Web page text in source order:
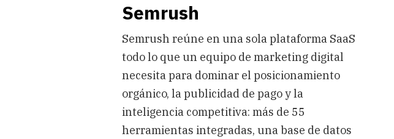
Semrush
Semrush reúne en una sola plataforma SaaS
todo lo que un equipo de marketing digital
necesita para dominar el posicionamiento
orgánico, la publicidad de pago y la
inteligencia competitiva: más de 55
herramientas integradas, una base de datos